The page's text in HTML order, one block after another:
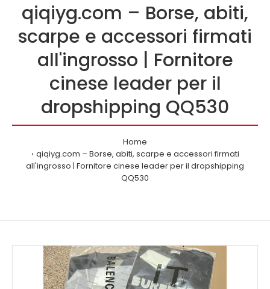
qiqiyg.com – Borse, abiti,
scarpe e accessori firmati
all'ingrosso | Fornitore
cinese leader per il
dropshipping QQ530
Home
qiqiyg.com – Borse, abiti, scarpe e accessori firmati
all'ingrosso | Fornitore cinese leader per il dropshipping
QQ530